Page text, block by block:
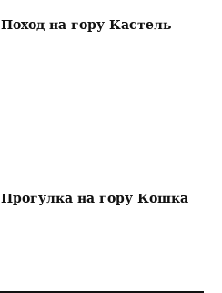
Поход на гору Кастель
Прогулка на гору Кошка